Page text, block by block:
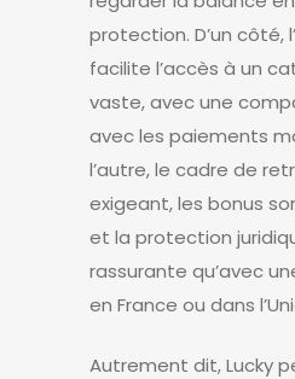
protection. D’un côté,
facilite l’accès à un
vaste, avec une
avec les paiements
l’autre, le cadre de
exigeant, les bonus
et la protection
rassurante qu’avec
en France ou dans
Autrement dit, Lucky